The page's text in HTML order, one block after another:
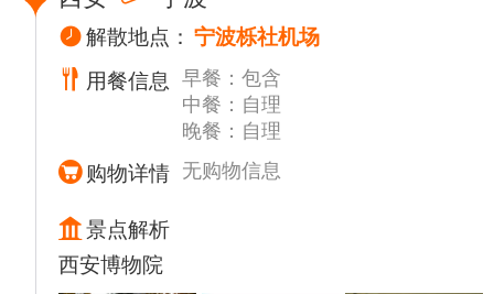
传奇】（ 298/人起自理）此类大型文化演
演出，因演出方限定提前订票周期与多种不确
定因素，因此作为自费项目，需根据当天实际
资源，导游进行推荐自费观看，望理解。（友
情提示：请勿轻信一些自媒体的黄牛售卖等乱
的个人信息与财产安全无法得到保障。谨防上
当受骗。任何通过非官方渠道的交易，导致的
财产损失，我公司概不负责）。
解散地点： 宁波栎社机场
用餐信息
早餐：包含
中餐：自理
晚餐：自理
购物详情 无购物信息
景点解析
西安博物院